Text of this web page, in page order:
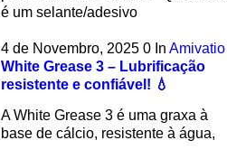
é um selante/adesivo
4 de Novembro, 2025 0 In Amivatio
White Grease 3 – Lubrificação
resistente e confiável! 💧
A White Grease 3 é uma graxa à
base de cálcio, resistente à água,